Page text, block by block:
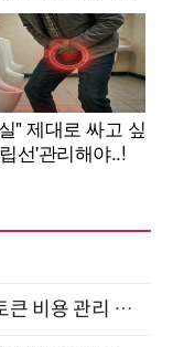
"AI 핀옵스 실전 세미나: 폭증하는 AI 토큰 비용 관리 전략" 8월 21일 개최